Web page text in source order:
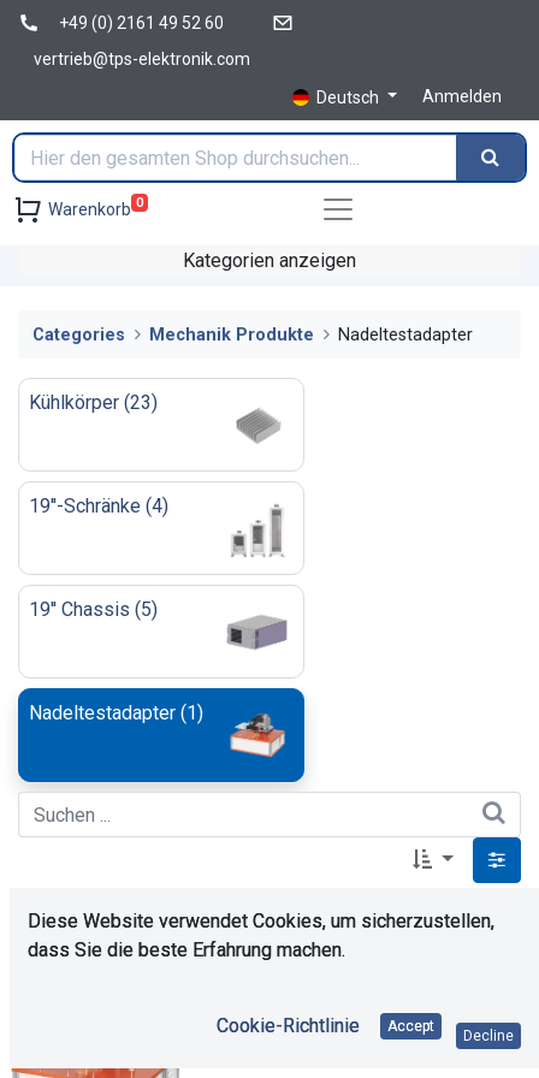
+49 (0) 2161 49 52 60
vertrieb@tps-elektronik.com
Deutsch
Anmelden
Warenkorb 0
Kategorien anzeigen
Categories Mechanik Produkte Nadeltestadapter
Kühlkörper (23)
19''-Schränke (4)
19'' Chassis (5)
Nadeltestadapter (1)
Diese Website verwendet Cookies, um sicherzustellen,
dass Sie die beste Erfahrung machen.
Cookie-Richtlinie Accept
Decline